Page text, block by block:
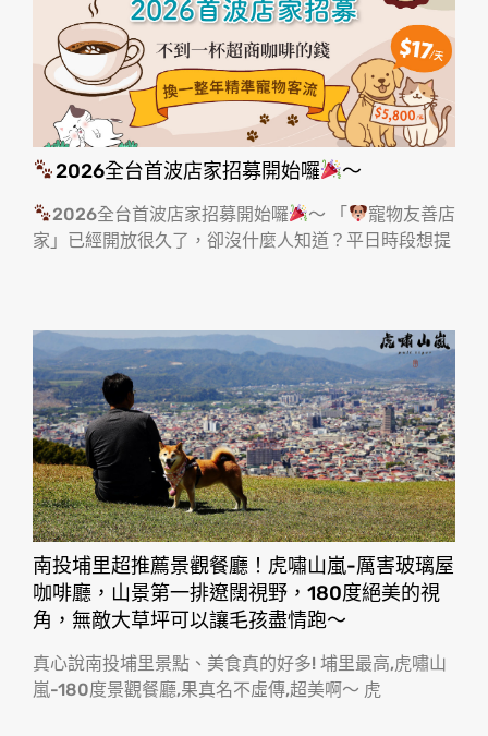
2026全台首波店家招募開始囉 ～
2026全台首波店家招募開始囉 ～ 「
寵物友善店
家」已經開放很久了，卻沒什麼人知道？平日時段想提
南投埔里超推薦景觀餐廳！虎嘯山嵐-厲害玻璃屋
咖啡廳，山景第一排遼闊視野，180度絕美的視
角，無敵大草坪可以讓毛孩盡情跑〜
真心說南投埔里景點、美食真的好多! 埔里最高,虎嘯山
嵐-180度景觀餐廳,果真名不虛傳,超美啊〜 虎